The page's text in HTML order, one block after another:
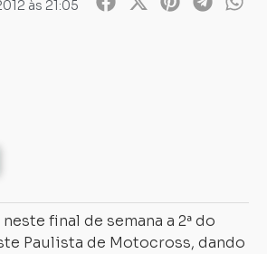
às 21:05
final de semana a 2ª do
Paulista de Motocross, dando